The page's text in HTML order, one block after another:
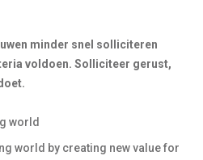
minder snel solliciteren
voldoen. Solliciteer gerust,
world
world by creating new value for